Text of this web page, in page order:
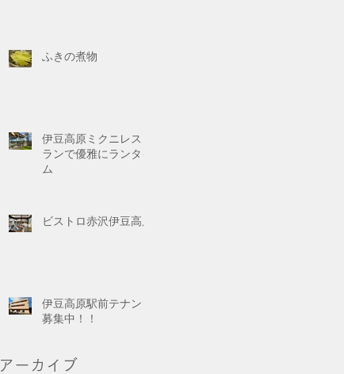
ふきの煮物
伊豆高原ミクニレスト
ランで優雅にランタイ
ム
ビストロ赤沢伊豆高原
伊豆高原駅前テナント
募集中！！
アーカイブ